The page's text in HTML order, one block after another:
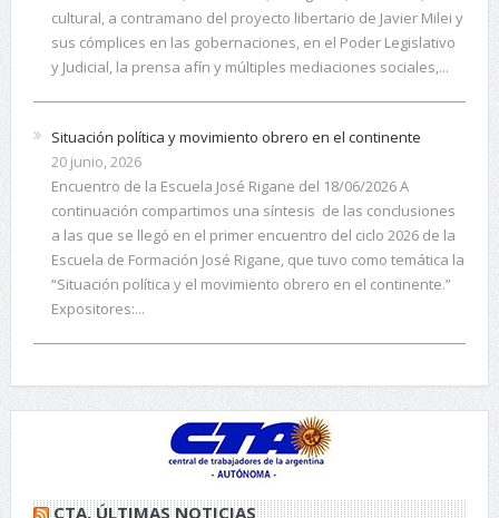
cultural, a contramano del proyecto libertario de Javier Milei y
sus cómplices en las gobernaciones, en el Poder Legislativo
y Judicial, la prensa afín y múltiples mediaciones sociales,...
Situación política y movimiento obrero en el continente
20 junio, 2026
Encuentro de la Escuela José Rigane del 18/06/2026 A
continuación compartimos una síntesis de las conclusiones
a las que se llegó en el primer encuentro del ciclo 2026 de la
Escuela de Formación José Rigane, que tuvo como temática la
“Situación política y el movimiento obrero en el continente.”
Expositores:...
CTA. ÚLTIMAS NOTICIAS